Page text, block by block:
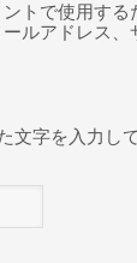
トで使用する
ルアドレス、
文字を入力し